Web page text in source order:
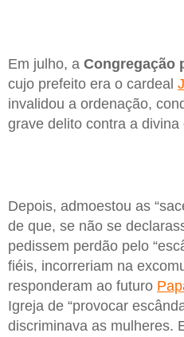
Em julho, a Congregação
cujo prefeito era o cardeal
invalidou a ordenação,
grave delito contra a divina
Depois, admoestou as
de que, se não se
pedissem perdão pelo
fiéis, incorreriam na
responderam ao futuro
Igreja de “provocar
discriminava as mulheres.